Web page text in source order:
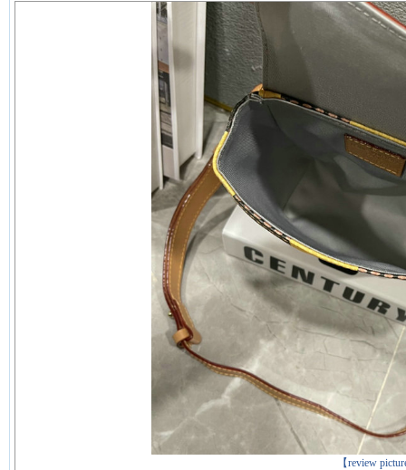
【review
上一张
下一张